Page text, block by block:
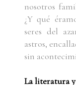
nosotros
¿Y qué
seres del
astros,
sin
La literatura